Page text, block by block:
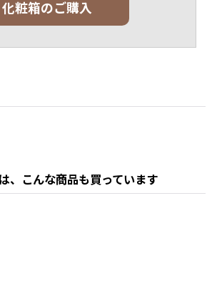
化粧箱のご購入
、こんな商品も買っています